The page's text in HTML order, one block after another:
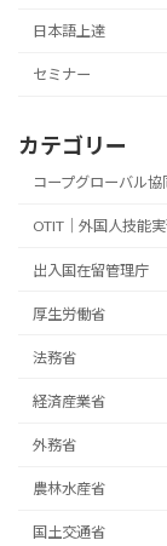
日本語上達
セミナー
カテゴリー
コープグローバル
OTIT｜外国人技能
出入国在留管理庁
厚生労働省
法務省
経済産業省
外務省
農林水産省
国土交通省